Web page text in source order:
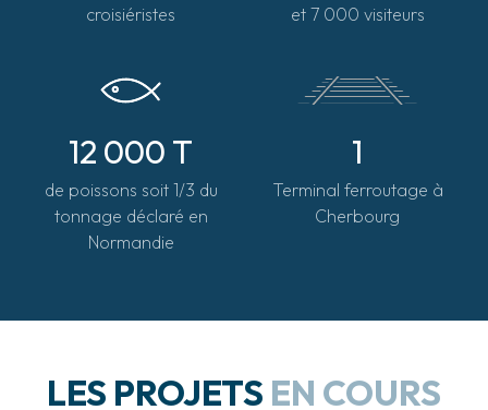
croisiéristes
et 7 000 visiteurs
12 000 T
de poissons soit 1/3 du
tonnage déclaré en
Normandie
1
Terminal ferroutage à
Cherbourg
LES PROJETS EN COURS